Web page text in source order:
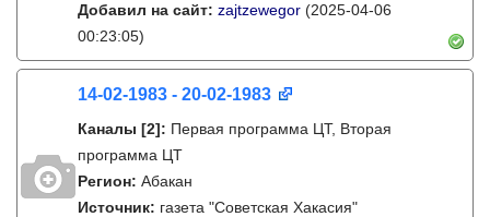
Добавил на сайт: zajtzewegor (2025-04-06
00:23:05)
14-02-1983 - 20-02-1983
Каналы [2]: Первая программа ЦТ, Вторая
программа ЦТ
Регион: Абакан
Источник: газета "Советская Хакасия"